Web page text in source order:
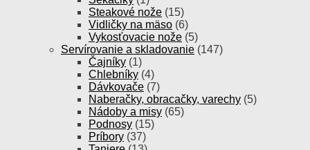
Steakové nože (15)
Vidličky na mäso (6)
Vykosťovacie nože (5)
Servírovanie a skladovanie (147)
Čajníky (1)
Chlebníky (4)
Dávkovače (7)
Naberačky, obracačky, varechy (5)
Nádoby a misy (65)
Podnosy (15)
Príbory (37)